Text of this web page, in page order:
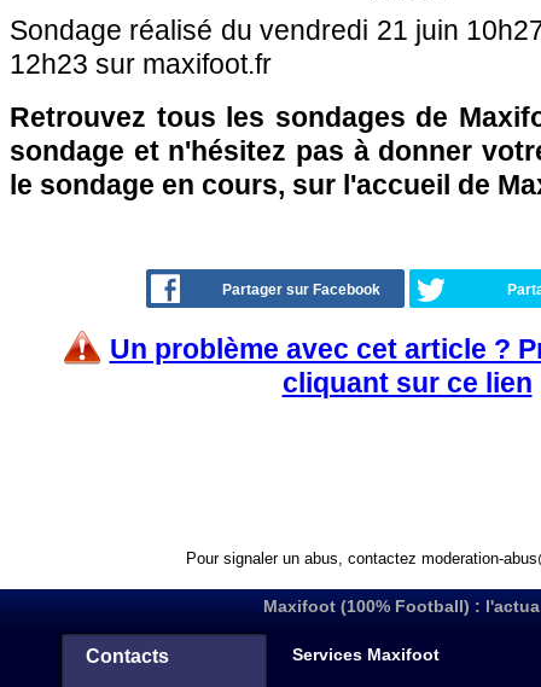
Sondage réalisé du vendredi 21 juin
12h23 sur maxifoot.fr
Retrouvez tous les sondages de
sondage et n'hésitez pas à donner
le sondage en cours, sur l'accueil de
Partager sur Facebook
Un problème avec cet article ?
cliquant sur ce lien
Pour signaler un abus, contactez moderation-
Maxifoot (100% Football) :
Contacts Services Maxifoot